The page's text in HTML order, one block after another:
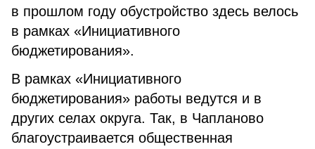
в прошлом году обустройство здесь велось
в рамках «Инициативного
бюджетирования».
В рамках «Инициативного
бюджетирования» работы ведутся и в
других селах округа. Так, в Чапланово
благоустраивается общественная